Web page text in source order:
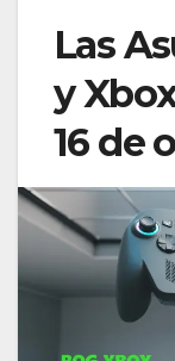
Las
y
16 de